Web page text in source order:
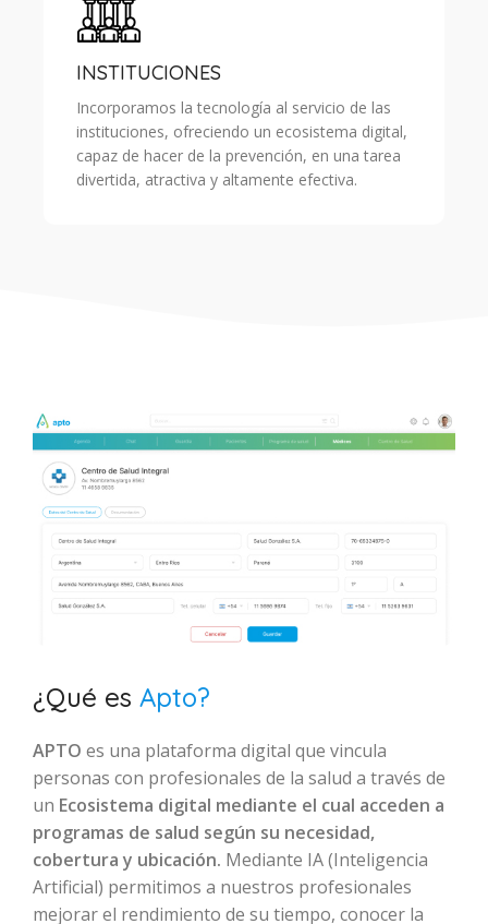
INSTITUCIONES
Incorporamos la tecnología al servicio de las
instituciones, ofreciendo un ecosistema digital,
capaz de hacer de la prevención, en una tarea
divertida, atractiva y altamente efectiva.
¿Qué es Apto?
APTO es una plataforma digital que vincula
personas con profesionales de la salud a través de
un Ecosistema digital mediante el cual acceden a
programas de salud según su necesidad,
cobertura y ubicación. Mediante IA (Inteligencia
Artificial) permitimos a nuestros profesionales
mejorar el rendimiento de su tiempo, conocer la